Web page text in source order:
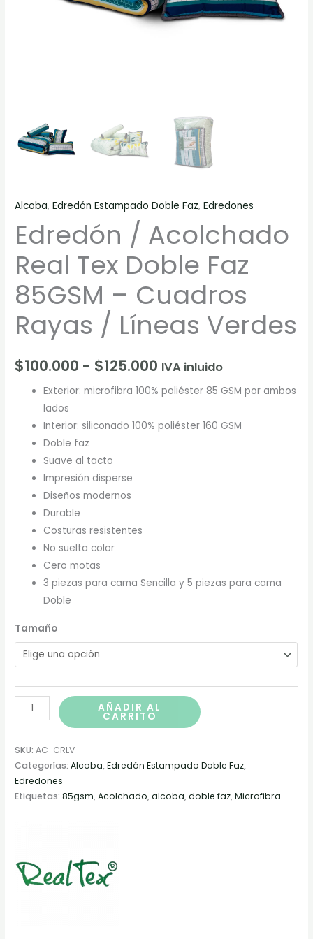
Alcoba,Edredón Estampado Doble Faz,Edredones
Edredón / Acolchado
Real Tex Doble Faz
85GSM – Cuadros
Rayas / Líneas Verdes
$100.000 - $125.000 IVA inluido
Exterior: microfibra 100% poliéster 85 GSM por ambos
lados
Interior: siliconado 100% poliéster 160 GSM
Doble faz
Suave al tacto
Impresión disperse
Diseños modernos
Durable
Costuras resistentes
No suelta color
Cero motas
3 piezas para cama Sencilla y 5 piezas para cama
Doble
Tamaño
AÑADIR AL
CARRITO
SKU:AC-CRLV
Categorías:Alcoba,Edredón Estampado Doble Faz,
Edredones
Etiquetas:85gsm,Acolchado,alcoba,doble faz,Microfibra